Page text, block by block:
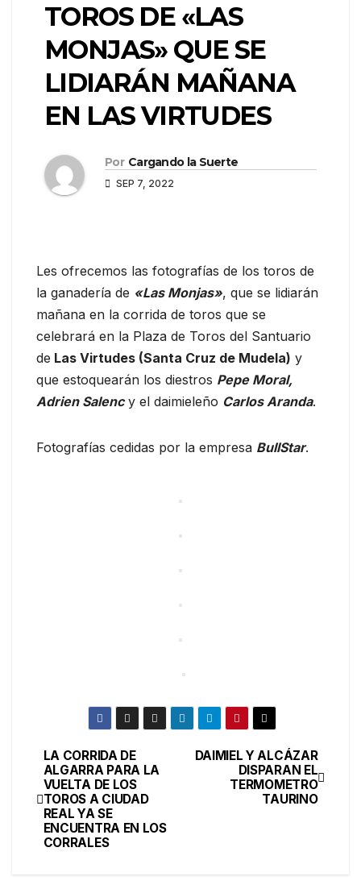
TOROS DE «LAS
MONJAS» QUE SE
LIDIARÁN MAÑANA
EN LAS VIRTUDES
Por Cargando la Suerte
SEP 7, 2022
Les ofrecemos las fotografías de los toros de
la ganadería de «Las Monjas», que se lidiarán
mañana en la corrida de toros que se
celebrará en la Plaza de Toros del Santuario
de Las Virtudes (Santa Cruz de Mudela) y
que estoquearán los diestros Pepe Moral,
Adrien Salency el daimieleño Carlos Aranda.
Fotografías cedidas por la empresa BullStar.
DAIMIEL Y ALCÁZAR
DISPARAN EL
TERMOMETRO
TAURINO
LA CORRIDA DE
ALGARRA PARA LA
VUELTA DE LOS
TOROS A CIUDAD
REAL YA SE
ENCUENTRA EN LOS
CORRALES